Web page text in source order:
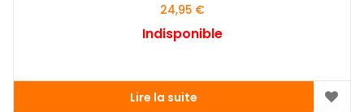
24,95 €
Indisponible
Lire la suite